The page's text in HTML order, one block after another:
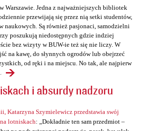
Warszawie. Jedna z najważniejszych bibliotek
przewijają się przez nią setki studentów,
naukowych. Są również pasjonaci, samodzielni
poszukują niedostępnych gdzie indziej
bez wizyty w BUW-ie też się nie liczy. W
na kawę, do słynnych ogrodów lub obejrzeć
od ręki i na miejscu. No tak, ale najpierw
i absurdy nadzoru
Katarzyna Szymielewicz przedstawia swój
lotniskach: „Dokładnie ten sam przedmiot –